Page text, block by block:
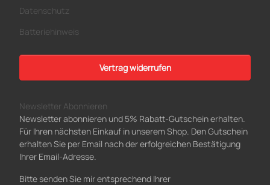
Datenschutz
Batteriehinweis
Vertrag widerrufen
Newsletter Abonnieren
Newsletter abonnieren und 5% Rabatt-Gutschein erhalten.
Für Ihren nächsten Einkauf in unserem Shop. Den Gutschein
erhalten Sie per Email nach der erfolgreichen Bestätigung
Ihrer Email-Adresse.
Bitte senden Sie mir entsprechend Ihrer